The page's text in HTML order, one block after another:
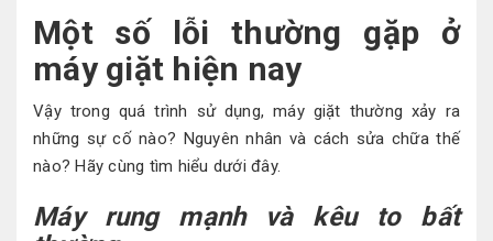
Một số lỗi thường gặp ở
máy giặt hiện nay
Vậy trong quá trình sử dụng, máy giặt thường xảy ra
những sự cố nào? Nguyên nhân và cách sửa chữa thế
nào? Hãy cùng tìm hiểu dưới đây.
Máy rung mạnh và kêu to bất